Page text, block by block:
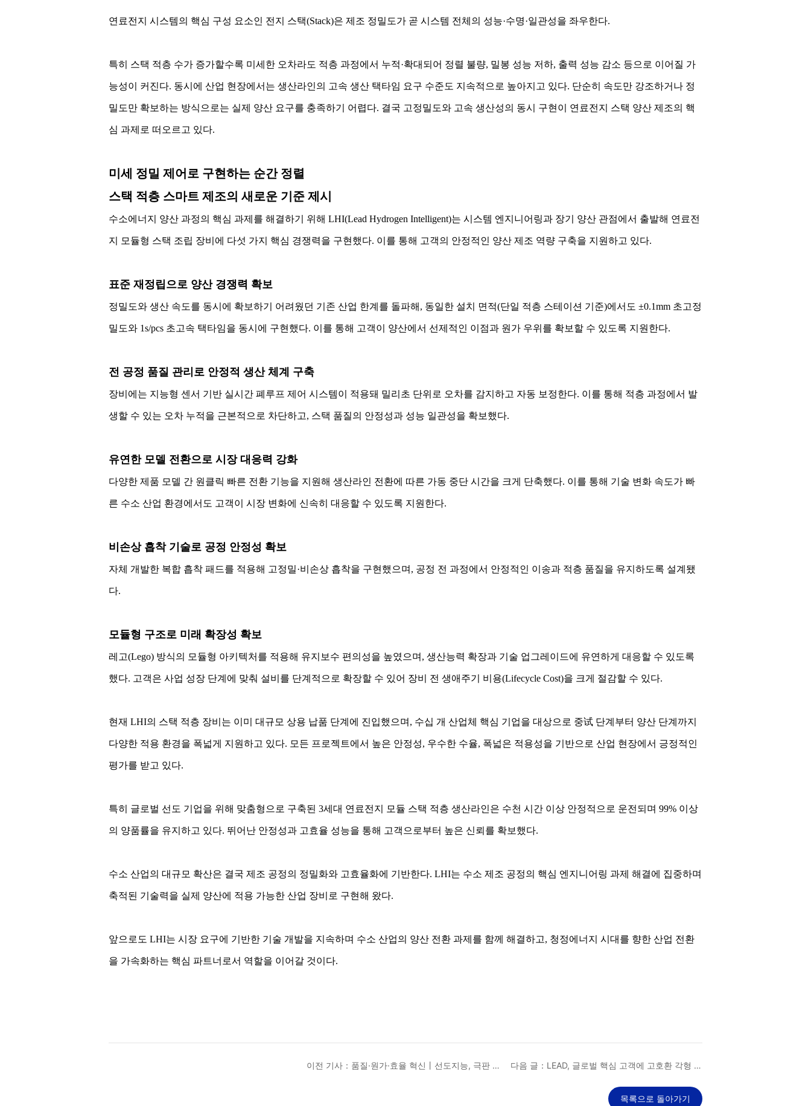
연료전지 시스템의 핵심 구성 요소인 전지 스택(Stack)은 제조 정밀도가 곧 시스템 전체의 성능·수명·일관성을 좌우한다.
특히 스택 적층 수가 증가할수록 미세한 오차라도 적층 과정에서 누적·확대되어 정렬 불량, 밀봉 성능 저하, 출력 성능 감소 등으로 이어질 가
능성이 커진다. 동시에 산업 현장에서는 생산라인의 고속 생산 택타임 요구 수준도 지속적으로 높아지고 있다. 단순히 속도만 강조하거나 정
밀도만 확보하는 방식으로는 실제 양산 요구를 충족하기 어렵다. 결국 고정밀도와 고속 생산성의 동시 구현이 연료전지 스택 양산 제조의 핵
심 과제로 떠오르고 있다.
미세 정밀 제어로 구현하는 순간 정렬
스택 적층 스마트 제조의 새로운 기준 제시
수소에너지 양산 과정의 핵심 과제를 해결하기 위해 LHI(Lead Hydrogen Intelligent)는 시스템 엔지니어링과 장기 양산 관점에서 출발해 연료전
지 모듈형 스택 조립 장비에 다섯 가지 핵심 경쟁력을 구현했다. 이를 통해 고객의 안정적인 양산 제조 역량 구축을 지원하고 있다.
표준 재정립으로 양산 경쟁력 확보
정밀도와 생산 속도를 동시에 확보하기 어려웠던 기존 산업 한계를 돌파해, 동일한 설치 면적(단일 적층 스테이션 기준)에서도 ±0.1mm 초고정
밀도와 1s/pcs 초고속 택타임을 동시에 구현했다. 이를 통해 고객이 양산에서 선제적인 이점과 원가 우위를 확보할 수 있도록 지원한다.
전 공정 품질 관리로 안정적 생산 체계 구축
장비에는 지능형 센서 기반 실시간 폐루프 제어 시스템이 적용돼 밀리초 단위로 오차를 감지하고 자동 보정한다. 이를 통해 적층 과정에서 발
생할 수 있는 오차 누적을 근본적으로 차단하고, 스택 품질의 안정성과 성능 일관성을 확보했다.
유연한 모델 전환으로 시장 대응력 강화
다양한 제품 모델 간 원클릭 빠른 전환 기능을 지원해 생산라인 전환에 따른 가동 중단 시간을 크게 단축했다. 이를 통해 기술 변화 속도가 빠
른 수소 산업 환경에서도 고객이 시장 변화에 신속히 대응할 수 있도록 지원한다.
비손상 흡착 기술로 공정 안정성 확보
자체 개발한 복합 흡착 패드를 적용해 고정밀·비손상 흡착을 구현했으며, 공정 전 과정에서 안정적인 이송과 적층 품질을 유지하도록 설계됐
다.
모듈형 구조로 미래 확장성 확보
레고(Lego) 방식의 모듈형 아키텍처를 적용해 유지보수 편의성을 높였으며, 생산능력 확장과 기술 업그레이드에 유연하게 대응할 수 있도록
했다. 고객은 사업 성장 단계에 맞춰 설비를 단계적으로 확장할 수 있어 장비 전 생애주기 비용(Lifecycle Cost)을 크게 절감할 수 있다.
현재 LHI의 스택 적층 장비는 이미 대규모 상용 납품 단계에 진입했으며, 수십 개 산업체 핵심 기업을 대상으로 중试 단계부터 양산 단계까지
다양한 적용 환경을 폭넓게 지원하고 있다. 모든 프로젝트에서 높은 안정성, 우수한 수율, 폭넓은 적용성을 기반으로 산업 현장에서 긍정적인
평가를 받고 있다.
특히 글로벌 선도 기업을 위해 맞춤형으로 구축된 3세대 연료전지 모듈 스택 적층 생산라인은 수천 시간 이상 안정적으로 운전되며 99% 이상
의 양품률을 유지하고 있다. 뛰어난 안정성과 고효율 성능을 통해 고객으로부터 높은 신뢰를 확보했다.
수소 산업의 대규모 확산은 결국 제조 공정의 정밀화와 고효율화에 기반한다. LHI는 수소 제조 공정의 핵심 엔지니어링 과제 해결에 집중하며
축적된 기술력을 실제 양산에 적용 가능한 산업 장비로 구현해 왔다.
앞으로도 LHI는 시장 요구에 기반한 기술 개발을 지속하며 수소 산업의 양산 전환 과제를 함께 해결하고, 청정에너지 시대를 향한 산업 전환
을 가속화하는 핵심 파트너로서 역할을 이어갈 것이다.
이전 기사：품질·원가·효율 혁신丨선도지능, 극판 스
다음 글：LEAD, 글로벌 핵심 고객에 고호환 각형 대
목록으로 돌아가기